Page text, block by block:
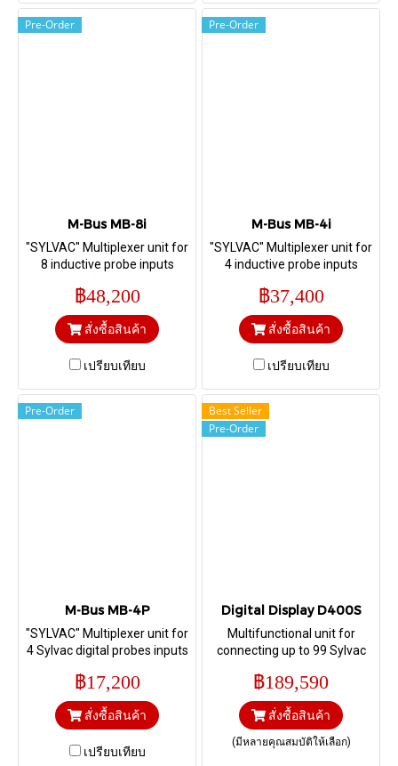
Pre-Order
M-Bus MB-8i
"SYLVAC" Multiplexer unit for
8 inductive probe inputs
฿48,200
สั่งซื้อสินค้า
เปรียบเทียบ
Pre-Order
M-Bus MB-4i
"SYLVAC" Multiplexer unit for
4 inductive probe inputs
฿37,400
สั่งซื้อสินค้า
เปรียบเทียบ
Pre-Order
M-Bus MB-4P
"SYLVAC" Multiplexer unit for
4 Sylvac digital probes inputs
฿17,200
สั่งซื้อสินค้า
เปรียบเทียบ
Best Seller
Pre-Order
Digital Display D400S
Multifunctional unit for
connecting up to 99 Sylvac
makes via M-BUS modules
(the unit itself has no inputs
for the instruments)
฿189,590
สั่งซื้อสินค้า
(มีหลายคุณสมบัติให้เลือก)